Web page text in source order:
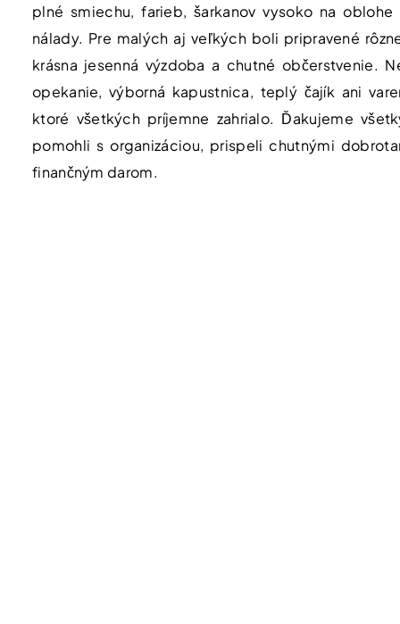
plné smiechu, farieb, šarkanov vysoko na
nálady. Pre malých aj veľkých boli pripravené
krásna jesenná výzdoba a chutné občerstvenie.
opekanie, výborná kapustnica, teplý čajík ani
ktoré všetkých príjemne zahrialo. Ďakujeme
pomohli s organizáciou, prispeli chutnými
finančným darom.